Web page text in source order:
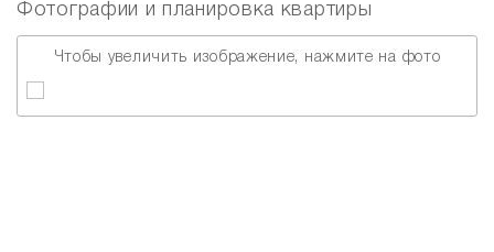
Фотографии и планировка квартиры
Чтобы увеличить изображение, нажмите на фото